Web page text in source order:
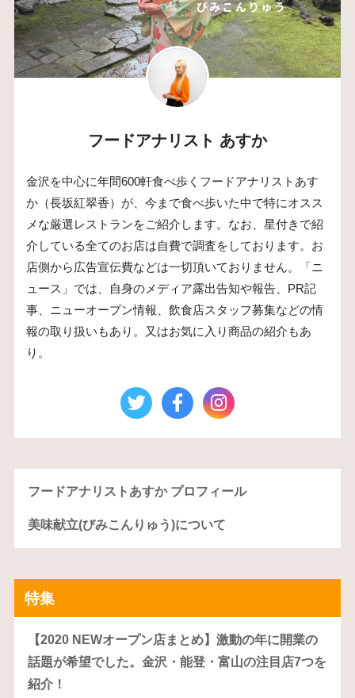
フードアナリスト あすか
金沢を中心に年間600軒食べ歩くフードアナリストあす
か（長坂紅翠香）が、今まで食べ歩いた中で特にオスス
メな厳選レストランをご紹介します。なお、星付きで紹
介している全てのお店は自費で調査をしております。お
店側から広告宣伝費などは一切頂いておりません。「ニ
ュース」では、自身のメディア露出告知や報告、PR記
事、ニューオープン情報、飲食店スタッフ募集などの情
報の取り扱いもあり。又はお気に入り商品の紹介もあ
り。
フードアナリストあすか プロフィール
美味献立(びみこんりゅう)について
特集
【2020 NEWオープン店まとめ】激動の年に開業の
話題が希望でした。金沢・能登・富山の注目店7つを
紹介！